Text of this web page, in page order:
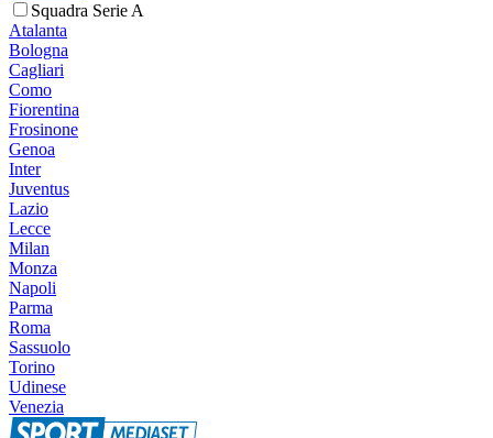
Squadra Serie A
Atalanta
Bologna
Cagliari
Como
Fiorentina
Frosinone
Genoa
Inter
Juventus
Lazio
Lecce
Milan
Monza
Napoli
Parma
Roma
Sassuolo
Torino
Udinese
Venezia